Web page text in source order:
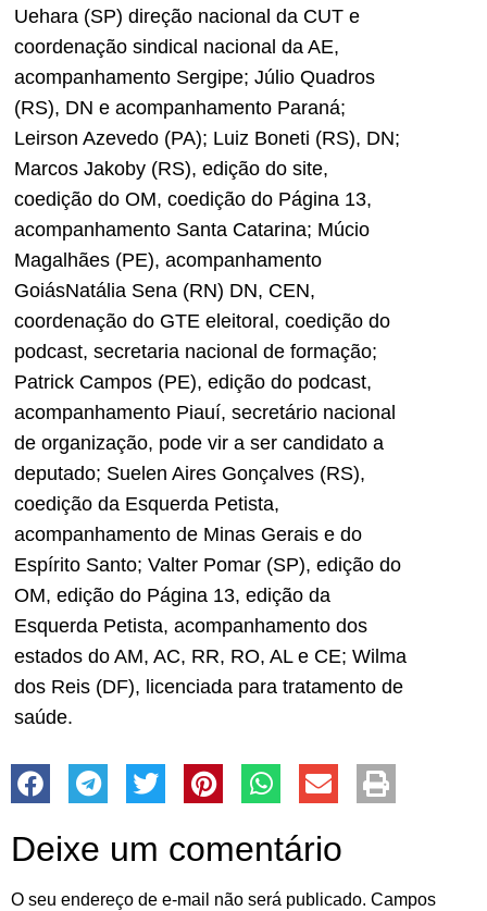
Uehara (SP) direção nacional da CUT e
coordenação sindical nacional da AE,
acompanhamento Sergipe; Júlio Quadros
(RS), DN e acompanhamento Paraná;
Leirson Azevedo (PA); Luiz Boneti (RS), DN;
Marcos Jakoby (RS), edição do site,
coedição do OM, coedição do Página 13,
acompanhamento Santa Catarina; Múcio
Magalhães (PE), acompanhamento
GoiásNatália Sena (RN) DN, CEN,
coordenação do GTE eleitoral, coedição do
podcast, secretaria nacional de formação;
Patrick Campos (PE), edição do podcast,
acompanhamento Piauí, secretário nacional
de organização, pode vir a ser candidato a
deputado; Suelen Aires Gonçalves (RS),
coedição da Esquerda Petista,
acompanhamento de Minas Gerais e do
Espírito Santo; Valter Pomar (SP), edição do
OM, edição do Página 13, edição da
Esquerda Petista, acompanhamento dos
estados do AM, AC, RR, RO, AL e CE; Wilma
dos Reis (DF), licenciada para tratamento de
saúde.
Deixe um comentário
O seu endereço de e-mail não será publicado. Campos